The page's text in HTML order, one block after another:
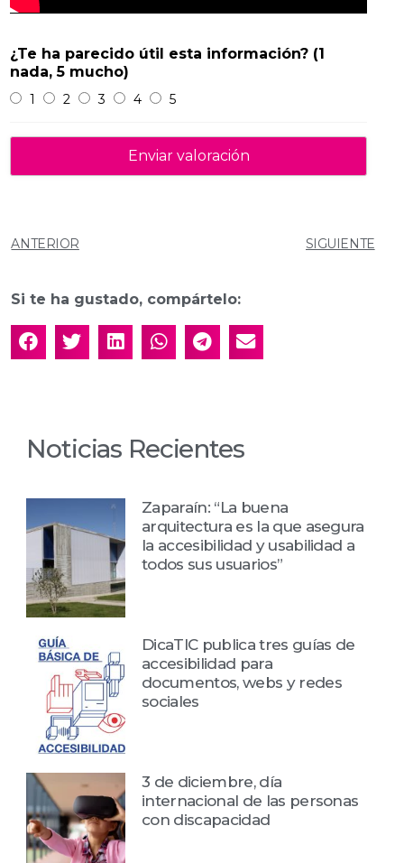
¿Te ha parecido útil esta información? (1
nada, 5 mucho)
1 2 3 4 5
ANTERIOR SIGUIENTE
Si te ha gustado, compártelo:
Noticias Recientes
Zaparaín: “La buena
arquitectura es la que asegura
la accesibilidad y usabilidad a
todos sus usuarios”
DicaTIC publica tres guías de
accesibilidad para
documentos, webs y redes
sociales
3 de diciembre, día
internacional de las personas
con discapacidad